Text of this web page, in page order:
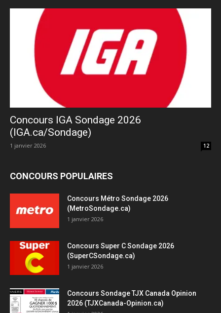
Concours IGA Sondage 2026
(IGA.ca/Sondage)
1 janvier 2026 12
CONCOURS POPULAIRES
Concours Métro Sondage 2026
(MetroSondage.ca)
1 janvier 2026
Concours Super C Sondage 2026
(SuperCSondage.ca)
1 janvier 2026
Concours Sondage TJX Canada Opinion
2026 (TJXCanada-Opinion.ca)